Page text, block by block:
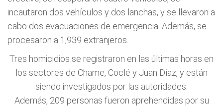
incautaron dos vehículos y dos lanchas, y se llevaron a
cabo dos evacuaciones de emergencia. Además, se
procesaron a 1,939 extranjeros.
Tres homicidios se registraron en las últimas horas en
los sectores de Chame, Coclé y Juan Díaz, y están
siendo investigados por las autoridades.
Además, 209 personas fueron aprehendidas por su